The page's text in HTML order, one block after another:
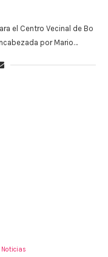
el Centro Vecinal de Bº
por Mario…
Noticias